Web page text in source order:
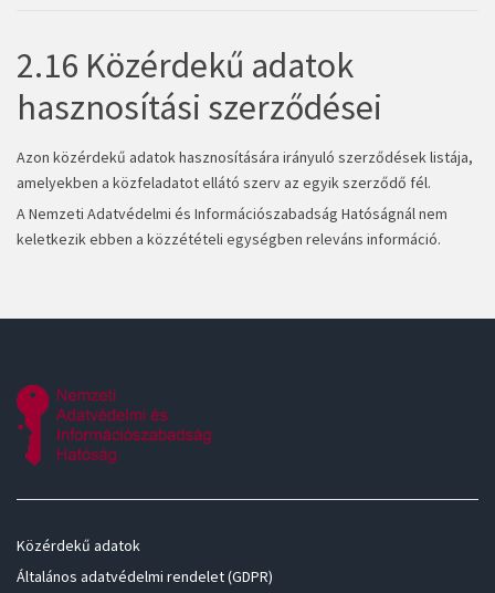
2.16 Közérdekű adatok
hasznosítási szerződései
Azon közérdekű adatok hasznosítására irányuló szerződések listája,
amelyekben a közfeladatot ellátó szerv az egyik szerződő fél.
A Nemzeti Adatvédelmi és Információszabadság Hatóságnál nem
keletkezik ebben a közzétételi egységben releváns információ.
Közérdekű adatok
Általános adatvédelmi rendelet (GDPR)